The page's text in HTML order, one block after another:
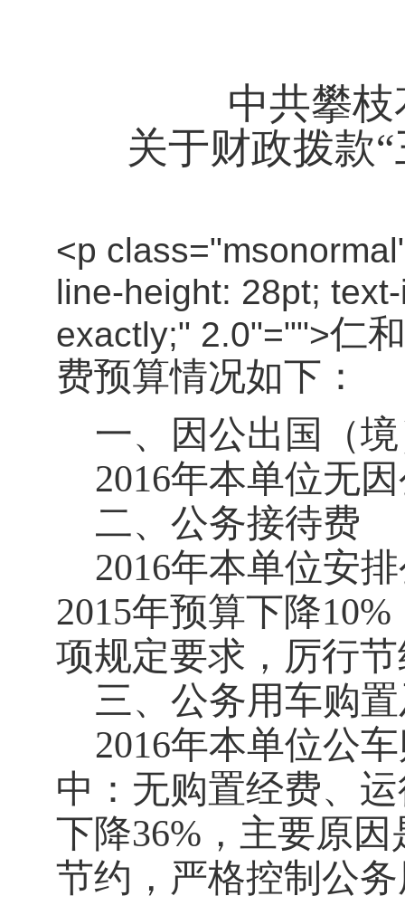
中共攀
关于财政拨款“
<p
line-height: 28pt;
exactly;" 2.0"="">仁
费预算情况如下：
一、因公出国（
2016年本单位无
二、公务接待费
2016年本单位安
2015年预算下降10%
项规定要求，厉行
三、公务用车购
2016年本单位公
中：无购置经费、
下降36% ，主要原
节约，严格控制公